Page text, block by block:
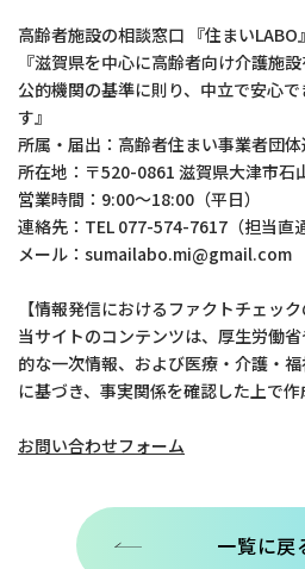
高齢者施設の相談窓口 『住まいLABO』
『滋賀県を中心に高齢者向け介護施
公的機関の基準に則り、中立で安心
す』
所属・届出：高齢者住まい事業者団
所在地：〒520-0861 滋賀県大津市石
営業時間：9:00～18:00（平日）
連絡先：TEL 077-574-7617（担当直
メール：sumailabo.mi@gmail.com
【情報発信におけるファクトチェック
当サイトのコンテンツは、厚生労働
的な一次情報、および医療・介護・
に基づき、事実関係を確認した上で作
お問い合わせフォーム
一覧に戻